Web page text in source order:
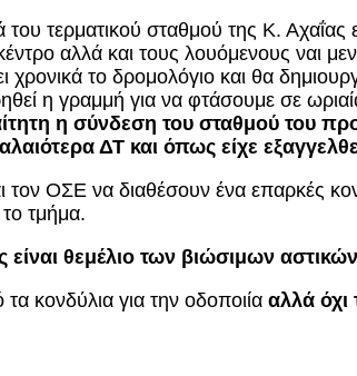
τερματικού σταθμού της Κ.
αλλά και τους λουόμενους ναι
χρονικά το δρομολόγιο και θα
η γραμμή για να φτάσουμε σε
η σύνδεση του σταθμού του
ΔΤ και όπως είχε
τον ΟΣΕ να διαθέσουν ένα επαρκές
τμήμα.
είναι θεμέλιο των βιώσιμων
κονδύλια για την οδοποιία αλλά όχι